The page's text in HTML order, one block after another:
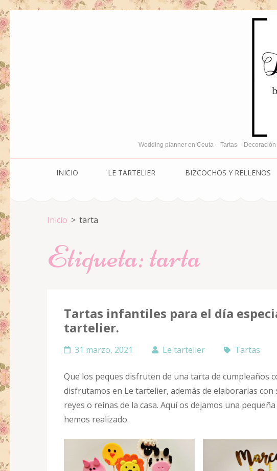
al
la
Wedding planner en Ceuta – Tartas –
INICIO LE TARTELIER BIZCOCHOS Y RELLENOS
Inicio > tarta
Etiqueta:tarta
Tartas infantiles para el día
tartelier.
31 marzo, 2021 Le tartelier Tartas
Que los peques disfruten de una tarta de cumpleaños
disfrutamos en Le tartelier, además de elaborarlas
reyes o reinas de la casa. Aquí os dejamos una
hemos realizado.